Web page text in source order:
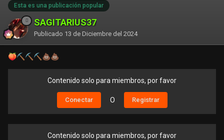
Esta es una publicación popular
SAGITARIUS37
Publicado 13 de Diciembre del 2024
🍑⛏️ ⛏️ ⛏️ 💩💩
Contenido solo para miembros, por favor
Conectar O Registrar
Contenido solo para miembros, por favor